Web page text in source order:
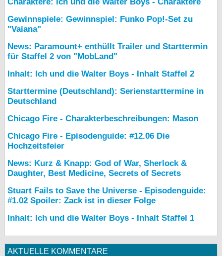
Gewinnspiele: Gewinnspiel: Funko Pop!-Set zu
"Vaiana"
News: Paramount+ enthüllt Trailer und Starttermin
für Staffel 2 von "MobLand"
Inhalt: Ich und die Walter Boys - Inhalt Staffel 2
Starttermine (Deutschland): Serienstarttermine in
Deutschland
Chicago Fire - Charakterbeschreibungen: Mason
Chicago Fire - Episodenguide: #12.06 Die
Hochzeitsfeier
News: Kurz & Knapp: God of War, Sherlock &
Daughter, Best Medicine, Secrets of Secrets
Stuart Fails to Save the Universe - Episodenguide:
#1.02 Spoiler: Zack ist in dieser Folge
Inhalt: Ich und die Walter Boys - Inhalt Staffel 1
AKTUELLE KOMMENTARE